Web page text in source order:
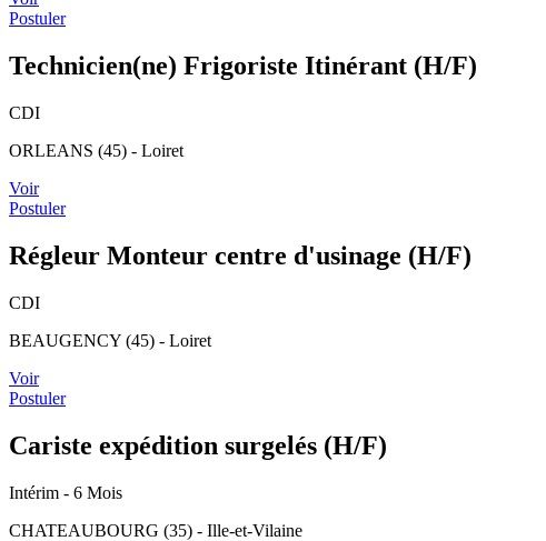
Postuler
Technicien(ne) Frigoriste Itinérant (H/F)
CDI
ORLEANS (45) - Loiret
Voir
Postuler
Régleur Monteur centre d'usinage (H/F)
CDI
BEAUGENCY (45) - Loiret
Voir
Postuler
Cariste expédition surgelés (H/F)
Intérim - 6 Mois
CHATEAUBOURG (35) - Ille-et-Vilaine